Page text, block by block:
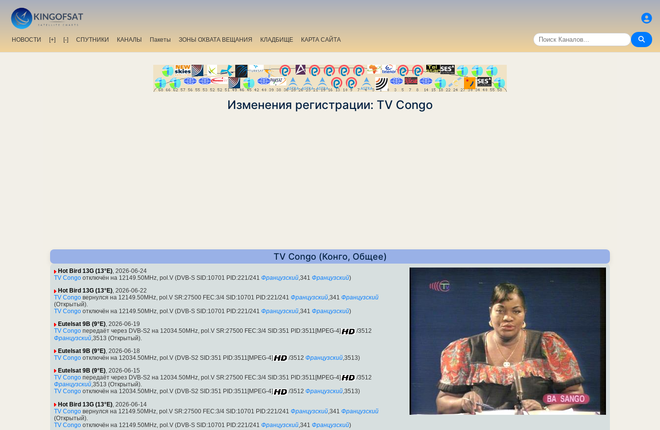
НОВОСТИ [+] [-] СПУТНИКИ КАНАЛЫ Пакеты ЗОНЫ ОХВАТА ВЕЩАНИЯ КЛАДБИЩЕ КАРТА САЙТА
Изменения регистрации: TV Congo
TV Congo (Конго, Общее)
Hot Bird 13G (13°E), 2026-06-24
TV Congo отключён на 12149.50MHz, pol.V (DVB-S SID:10701 PID:221/241 Французский,341 Французский)
Hot Bird 13G (13°E), 2026-06-22
TV Congo вернулся на 12149.50MHz, pol.V SR:27500 FEC:3/4 SID:10701 PID:221/241 Французский,341 Французский
(Открытый).
TV Congo отключён на 12149.50MHz, pol.V (DVB-S SID:10701 PID:221/241 Французский,341 Французский)
Eutelsat 9B (9°E), 2026-06-19
TV Congo передаёт через DVB-S2 на 12034.50MHz, pol.V SR:27500 FEC:3/4 SID:351 PID:3511[MPEG-4]
/3512
Французский ,3513 (Открытый).
Eutelsat 9B (9°E) , 2026-06-18
TV Congo отключён на 12034.50MHz, pol.V (DVB-S2 SID:351 PID:3511[MPEG-4] /3512 Французский ,3513)
Eutelsat 9B (9°E), 2026-06-15
TV Congo передаёт через DVB-S2 на 12034.50MHz, pol.V SR:27500 FEC:3/4 SID:351 PID:3511[MPEG-4]
/3512
Французский,3513 (Открытый).
TV Congo отключён на 12034.50MHz, pol.V (DVB-S2 SID:351 PID:3511[MPEG-4] /3512 Французский,3513)
Hot Bird 13G (13°E) , 2026-06-14
TV Congo вернулся на 12149.50MHz, pol.V SR:27500 FEC:3/4 SID:10701 PID:221/241 Французский ,341 Французский
(Открытый).
TV Congo отключён на 12149.50MHz, pol.V (DVB-S SID:10701 PID:221/241 Французский ,341 Французский)